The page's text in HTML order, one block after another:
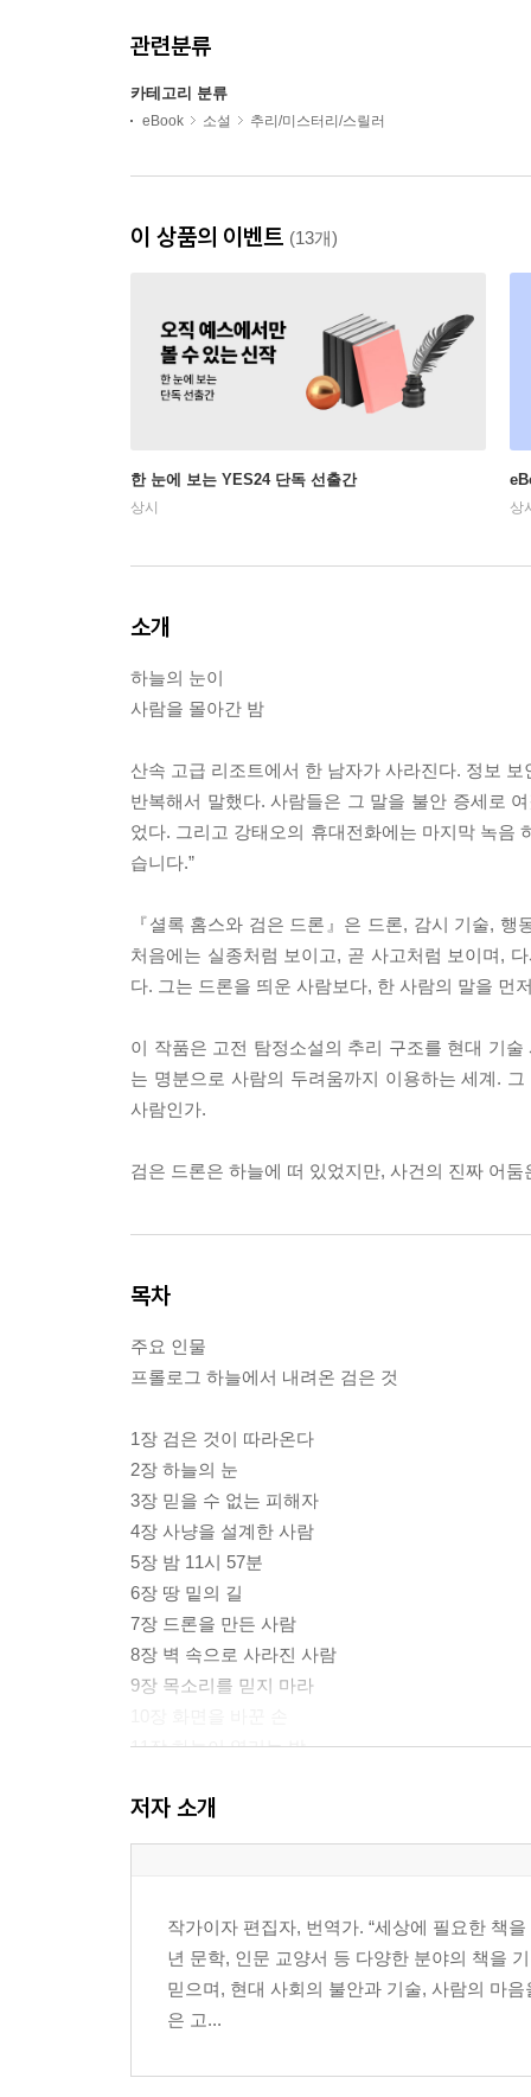
관련분류
카테고리 분류
eBook 소설 추리/미스터리/스릴러
이 상품의 이벤트 (13개)
한 눈에 보는 YES24 단독 선출간
상시 상
소개
하늘의 눈이
사람을 몰아간 밤
산속 고급 리조트에서 한 남자가 사라진다. 정보 보
반복해서 말했다. 사람들은 그 말을 불안 증세로
었다. 그리고 강태오의 휴대전화에는 마지막 녹음
습니다.”
『셜록 홈스와 검은 드론』은 드론, 감시 기술,
처음에는 실종처럼 보이고, 곧 사고처럼 보이며,
다. 그는 드론을 띄운 사람보다, 한 사람의 말을 먼
이 작품은 고전 탐정소설의 추리 구조를 현대 기
는 명분으로 사람의 두려움까지 이용하는 세계.
사람인가.
검은 드론은 하늘에 떠 있었지만, 사건의 진짜 어둠
목차
주요 인물
프롤로그 하늘에서 내려온 검은 것
1장 검은 것이 따라온다
2장 하늘의 눈
3장 믿을 수 없는 피해자
4장 사냥을 설계한 사람
5장 밤 11시 57분
6장 땅 밑의 길
7장 드론을 만든 사람
8장 벽 속으로 사라진 사람
9장 목소리를 믿지 마라
11장 하늘이 열리는 밤
13장 사람 안의 검은 드론
14장 최종 기록
17장 이름을 빌린 손
18장 보이지 않는 하늘의 재판
19장 내려다보는 마음
20장 검은 드론이 사라진 자리
저자 소개
작가이자 편집자, 번역가. “세상에 필요한 책
년 문학, 인문 교양서 등 다양한 분야의 책을
믿으며, 현대 사회의 불안과 기술, 사람의 마
은 고...